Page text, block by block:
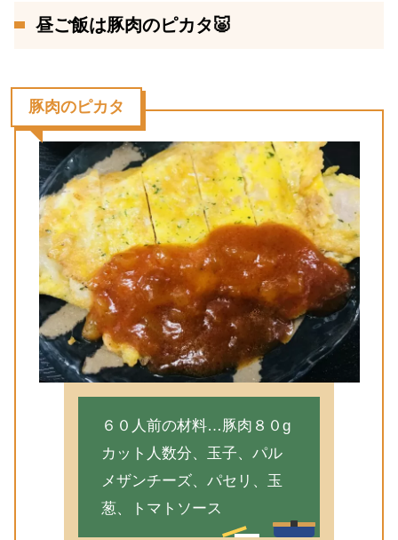
昼ご飯は豚肉のピカタ🐷
豚肉のピカタ
６０人前の材料…豚肉８０g
カット人数分、玉子、パル
メザンチーズ、パセリ、玉
葱、トマトソース